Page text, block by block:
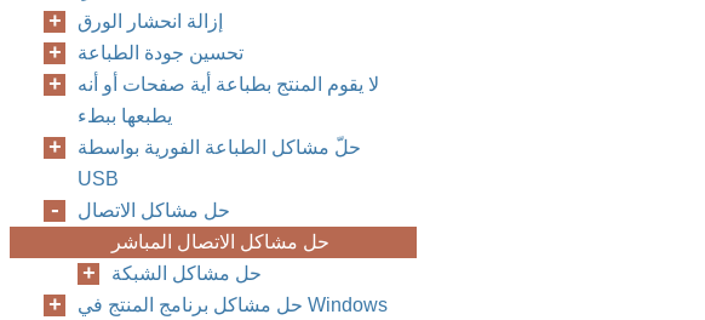
إزالة انحشار الورق
تحسين جودة الطباعة
لا يقوم المنتج بطباعة أية صفحات أو أنه
يطبعها ببطء
حلّ مشاكل الطباعة الفورية بواسطة
USB
حل مشاكل الاتصال
حل مشاكل الاتصال المباشر
حل مشاكل الشبكة
حل مشاكل برنامج المنتج في Windows